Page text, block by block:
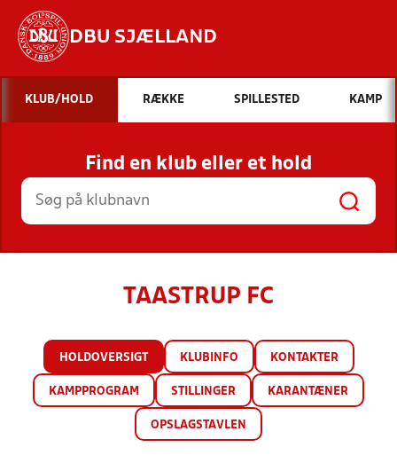
DBU SJÆLLAND
Hvad vil du søge efter?
INDHOLD OG NYHEDER
STILLINGER, RESULTATER, KLUBBER OG
HOLD
KLUB/HOLD RÆKKE SPILLESTED KAMP
Find en klub eller et hold
TAASTRUP FC
HOLDOVERSIGT KLUBINFO KONTAKTER
KAMPPROGRAM STILLINGER KARANTÆNER
OPSLAGSTAVLEN